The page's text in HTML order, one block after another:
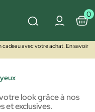
0
avec votre achat. En savoir
look grâce à nos
et exclusives.